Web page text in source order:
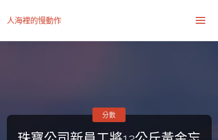
人海裡的慢動作
分數